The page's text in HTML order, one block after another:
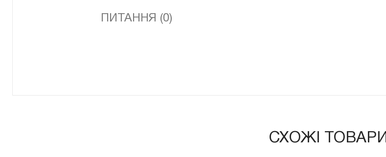
ПИТАННЯ (0)
СХОЖІ ТОВАРИ